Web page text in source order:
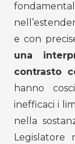
e con
una
contrasto
hanno
inefficaci i
nella